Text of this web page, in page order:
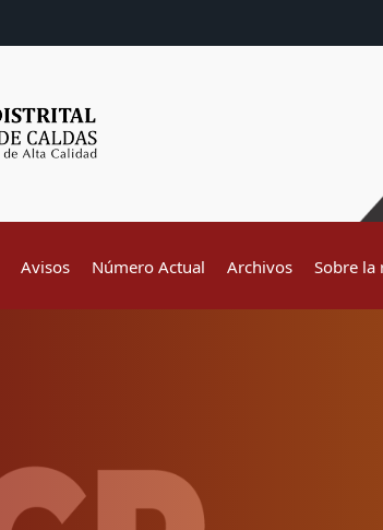
Avisos Número Actual Archivos Sobre la